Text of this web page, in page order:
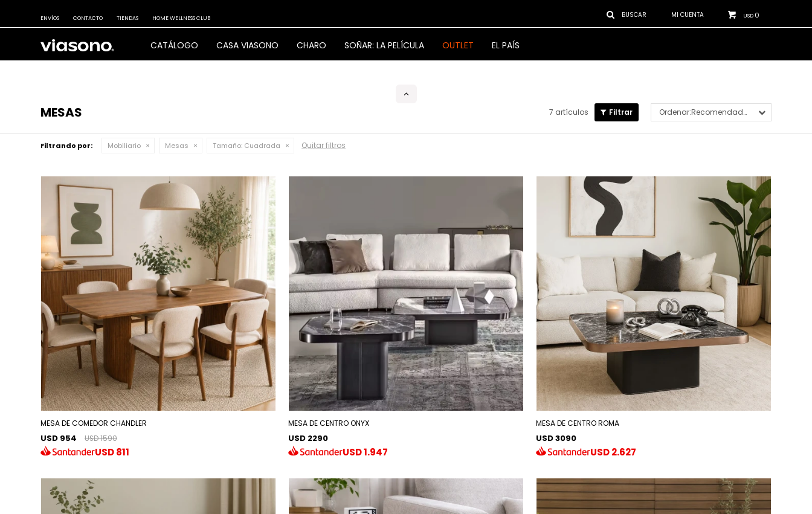
CATÁLOGO CASA VIASONO CHARO SOÑAR: LA PELÍCULA OUTLET EL PAÍS
USD 0
ENVÍOS CONTACTO TIENDAS HOME WELLNESS CLUB
MESAS 7 artículos Recomendados
Filtrando por: Mobiliario Mesas Tamaño: Cuadrada Quitar filtros
MESA DE COMEDOR CHANDLER
USD 954 USD 1590
USD811
MESA DE CENTRO ONYX
USD 2290
USD1.947
MESA DE CENTRO ROMA
USD 3090
USD2.627